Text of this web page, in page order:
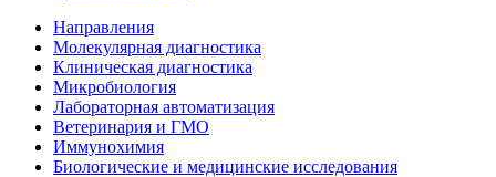
Направления
Молекулярная диагностика
Клиническая диагностика
Микробиология
Лабораторная автоматизация
Ветеринария и ГМО
Иммунохимия
Биологические и медицинские исследования